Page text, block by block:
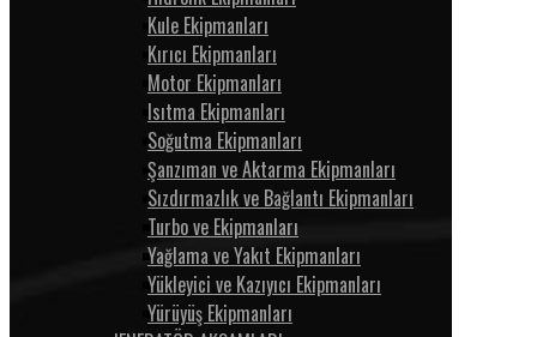
Kule Ekipmanları
Kırıcı Ekipmanları
Motor Ekipmanları
Isıtma Ekipmanları
Soğutma Ekipmanları
Şanzıman ve Aktarma Ekipmanları
Sızdırmazlık ve Bağlantı Ekipmanları
Turbo ve Ekipmanları
Yağlama ve Yakıt Ekipmanları
Yükleyici ve Kazıyıcı Ekipmanları
Yürüyüş Ekipmanları